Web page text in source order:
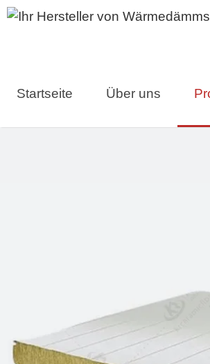
Zum
Inhalt
Startseite Über uns